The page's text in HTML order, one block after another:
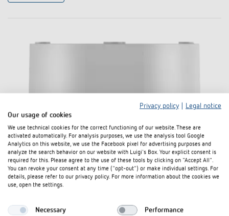
AP-Rahmen 110A WH
Privacy policy
Legal notice
Our usage of cookies
We use technical cookies for the correct functioning of our website. These are
activated automatically. For analysis purposes, we use the analysis tool Google
Analytics on this website, we use the Facebook pixel for advertising purposes and
analyze the search behavior on our website with Luigi's Box. Your explicit consent is
required for this. Please agree to the use of these tools by clicking on "Accept All".
You can revoke your consent at any time ("opt-out") or make individual settings. For
details, please refer to our privacy policy. For more information about the cookies we
use, open the settings.
Necessary Performance